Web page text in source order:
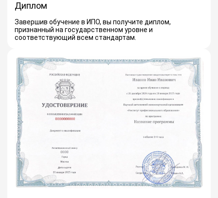
Диплом
Завершив обучение в ИПО, вы получите диплом,
признанный на государственном уровне и
соответствующий всем стандартам.